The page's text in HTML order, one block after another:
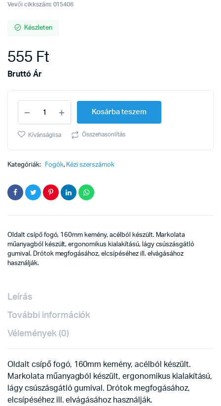
Vevői cikkszám: 015406
Készleten
555 Ft
Bruttó Ár
oldaltcsípő
160mm
quantity
Kosárba teszem
Kívánságlisa Összehasonlítás
Kategóriák: Fogók, Kézi szerszámok
Oldalt csípő fogó, 160mm kemény, acélból készült. Markolata
műanyagból készült, ergonomikus kialakítású, lágy csúszásgátló
gumival. Drótok megfogásához, elcsípéséhez ill. elvágásához
használják.
Leírás
További információk
Vélemények (0)
Oldalt csípő fogó, 160mm kemény, acélból készült.
Markolata műanyagból készült, ergonomikus kialakítású,
lágy csúszásgátló gumival. Drótok megfogásához,
elcsípéséhez ill. elvágásához használják.